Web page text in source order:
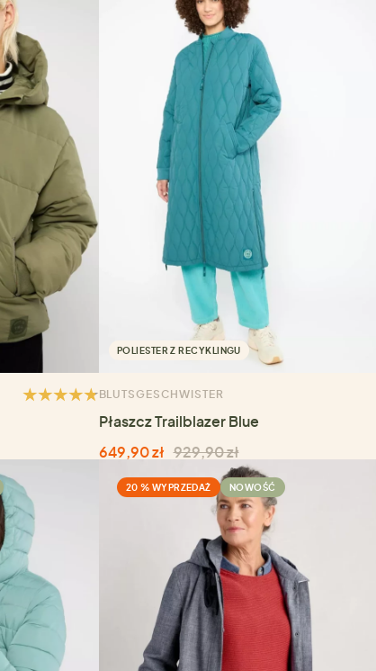
POLIESTER Z RECYKLINGU
BLUTSGESCHWISTER
Płaszcz Trailblazer Blue
649,90 zł 929,90 zł
20 % WYPRZEDAŻ NOWOŚĆ